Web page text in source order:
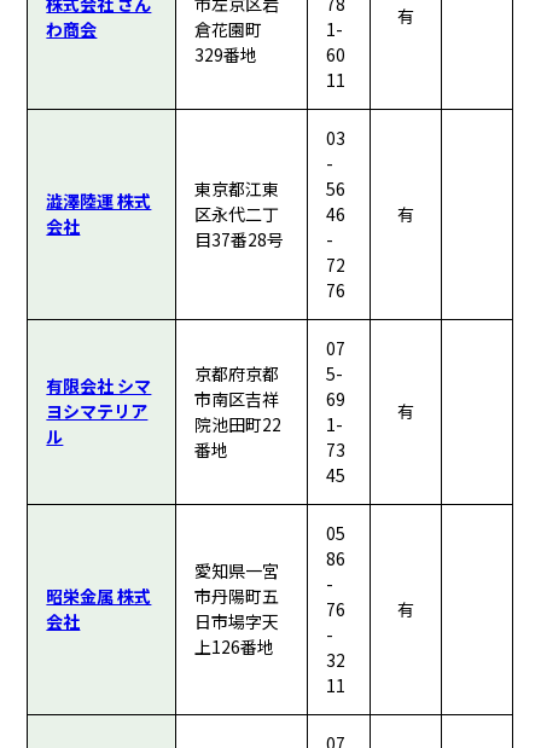
わ商会
倉花園町
329番地
1-
60
11
有
澁澤陸運 株式
会社
東京都江東
区永代二丁
目37番28号
03
-
56
46
-
72
76
有
有限会社 シマ
ヨシマテリア
ル
京都府京都
市南区吉祥
院池田町22
番地
07
5-
69
1-
73
45
有
昭栄金属 株式
会社
愛知県一宮
市丹陽町五
日市場字天
上126番地
05
86
-
76
-
32
11
有